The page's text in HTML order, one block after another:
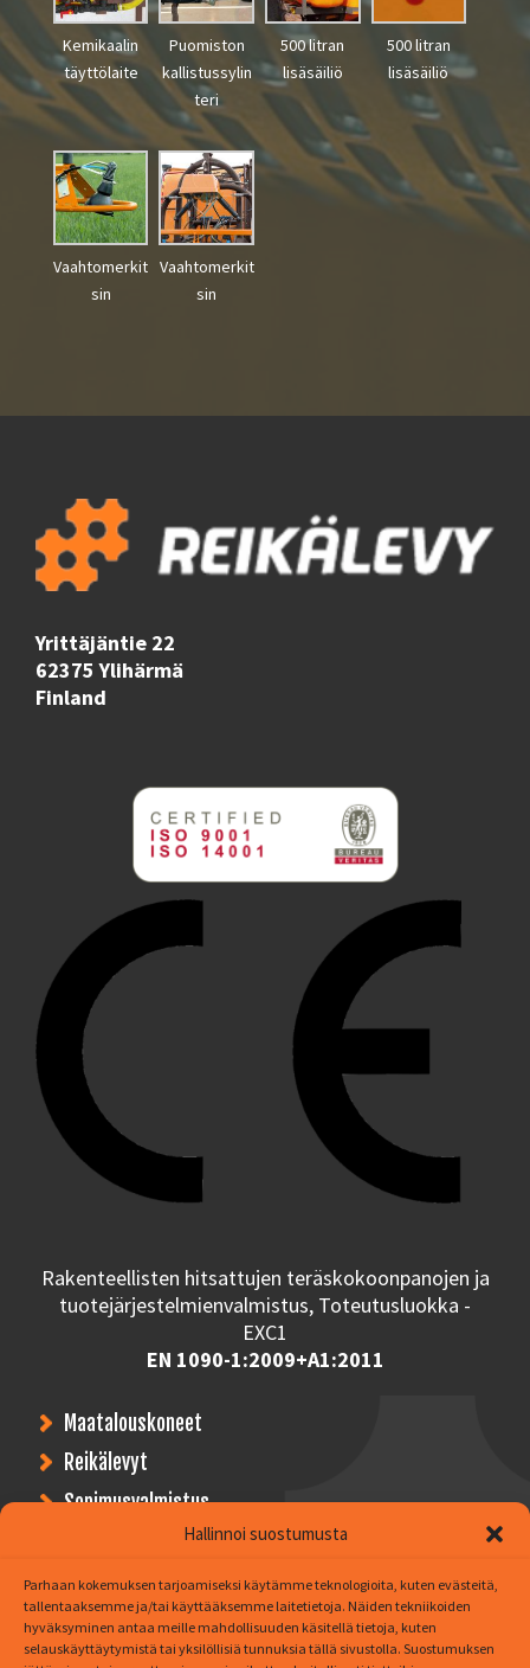
Hallinnoi suostumusta
Parhaan kokemuksen tarjoamiseksi käytämme teknologioita, kuten evästeitä,
tallentaaksemme ja/tai käyttääksemme laitetietoja. Näiden tekniikoiden
hyväksyminen antaa meille mahdollisuuden käsitellä tietoja, kuten
selauskäyttäytymistä tai yksilöllisiä tunnuksia tällä sivustolla. Suostumuksen
Kemikaalin
täyttölaite
Puomiston
kallistussylin
teri
500 litran
lisäsäiliö
500 litran
lisäsäiliö
Vaahtomerkit
sin
Vaahtomerkit
sin
Yrittäjäntie 22
62375 Ylihärmä
Finland
Rakenteellisten hitsattujen teräskokoonpanojen ja
tuotejärjestelmienvalmistus, Toteutusluokka -
EXC1
EN 1090-1:2009+A1:2011
Maatalouskoneet
Reikälevyt
Sopimusvalmistus
Asiakkaitamme
Yritys
Yhteystiedot